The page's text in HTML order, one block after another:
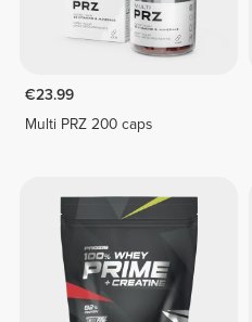
€23.99
Multi PRZ 200 caps